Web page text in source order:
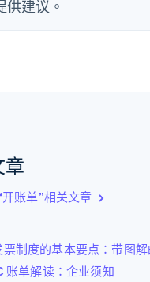
供建议。
章
账单”相关文章
票制度的基本要点：带图
账单解读：企业须知
士登
DeutschEnglish
亚